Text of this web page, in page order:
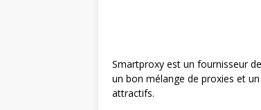
Smartproxy est un fournisseur
un bon mélange de proxies et
attractifs.